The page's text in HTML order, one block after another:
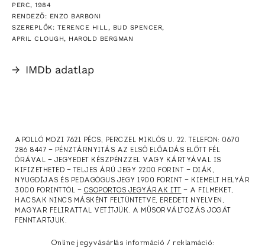
PERC, 1984
RENDEZŐ: ENZO BARBONI
SZEREPLŐK: TERENCE HILL, BUD SPENCER,
APRIL CLOUGH, HAROLD BERGMAN
→ IMDb adatlap
APOLLÓ MOZI 7621 PÉCS, PERCZEL MIKLÓS U. 22. TELEFON: 0670
286 8447 — PÉNZTÁRNYITÁS AZ ELSŐ ELŐADÁS ELŐTT FÉL
ÓRÁVAL — JEGYEDET KÉSZPÉNZZEL VAGY KÁRTYÁVAL IS
KIFIZETHETED — TELJES ÁRÚ JEGY 2200 FORINT — DIÁK,
NYUGDÍJAS ÉS PEDAGÓGUS JEGY 1900 FORINT — KIEMELT HELYÁR
3000 FORINTTÓL — CSOPORTOS JEGYÁRAK ITT
— A FILMEKET,
HACSAK NINCS MÁSKÉNT FELTÜNTETVE, EREDETI NYELVEN,
MAGYAR FELIRATTAL VETÍTJÜK. A MŰSORVÁLTOZÁS JOGÁT
FENNTARTJUK.
Online jegyvásárlás információ / reklamáció: